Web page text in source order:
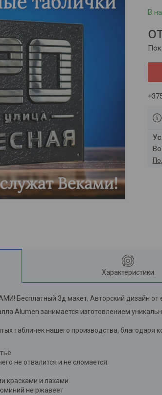
В
Характеристики
Бесплатный 3д макет, Авторский дизайн от
Alumen занимается изготовлением
табличек нашего производства, благодаря
не отвалится и не сломается.
красками и лаками.
не ржавеет